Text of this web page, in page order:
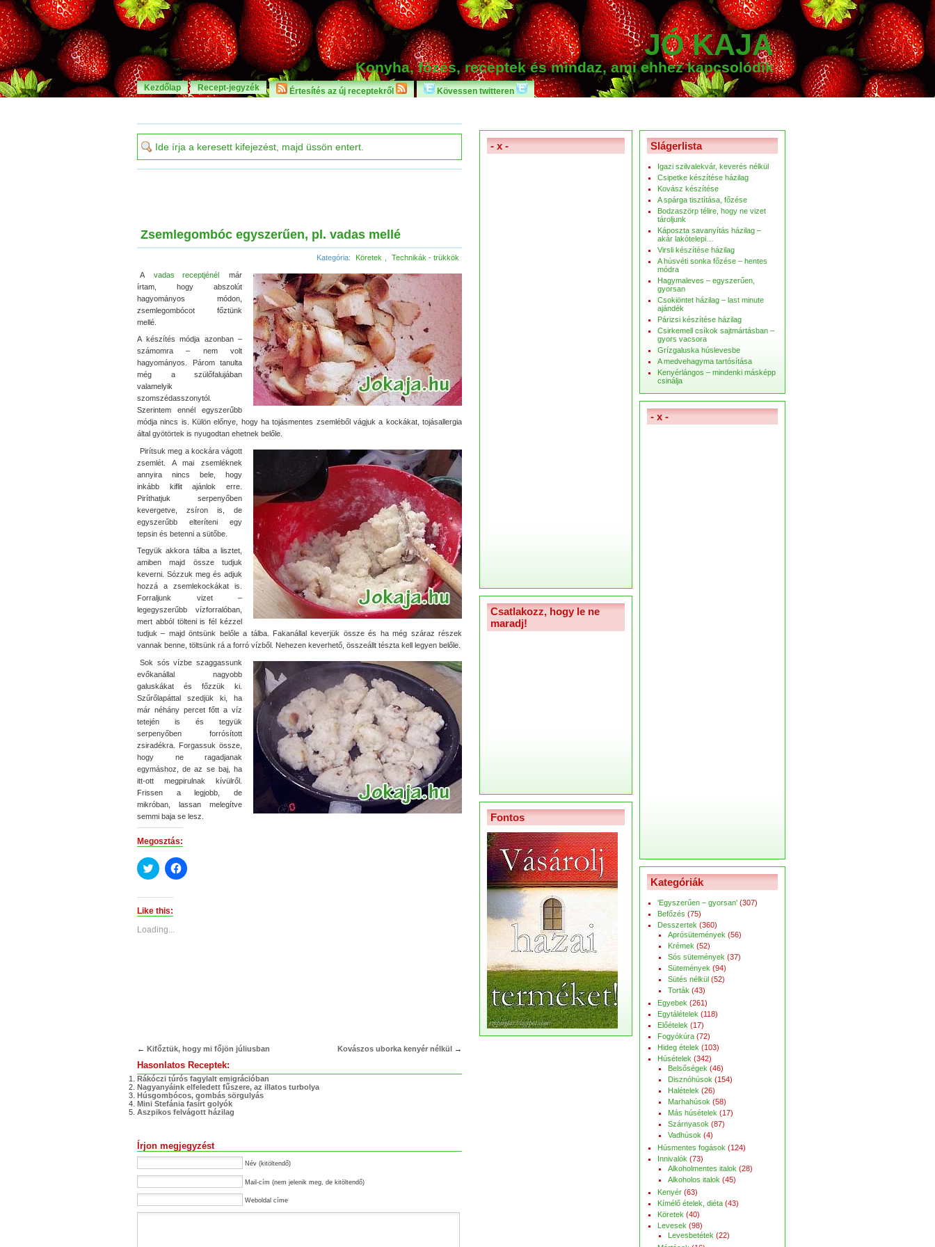
JÓ KAJA
Konyha, főzés, receptek és mindaz, ami ehhez kapcsolódik
Kezdőlap Recept-jegyzék Értesítés az új receptekről Kövessen twitteren
Zsemlegombóc egyszerűen, pl. vadas mellé
Kategória: Köretek Technikák - trükkök
A vadas receptjénél
már
írtam, hogy abszolút
hagyományos módon,
zsemlegombócot főztünk
mellé.
A készítés módja azonban –
számomra – nem volt
hagyományos. Párom tanulta
még a szülőfalujában
valamelyik
szomszédasszonytól.
Szerintem ennél egyszerűbb
módja nincs is. Külön előnye, hogy ha tojásmentes zsemléből vágjuk a kockákat, tojásallergia
által gyötörtek is nyugodtan ehetnek belőle.
Pirítsuk meg a kockára vágott
zsemlét. A mai zsemléknek
annyira nincs bele, hogy
inkább kiflit ajánlok erre.
Piríthatjuk serpenyőben
kevergetve, zsíron is, de
egyszerűbb elteríteni egy
tepsin és betenni a sütőbe.
Tegyük akkora tálba a lisztet,
amiben majd össze tudjuk
keverni. Sózzuk meg és adjuk
hozzá a zsemlekockákat is.
Forraljunk vizet –
legegyszerűbb vízforralóban,
mert abból tölteni is fél kézzel
tudjuk – majd öntsünk belőle a tálba. Fakanállal keverjük össze és ha még száraz részek
vannak benne, töltsünk rá a forró vízből. Nehezen keverhető, összeállt tészta kell legyen belőle.
Sok sós vízbe szaggassunk
evőkanállal nagyobb
galuskákat és főzzük ki.
Szűrőlapáttal szedjük ki, ha
már néhány percet főtt a víz
tetején is és tegyük
serpenyőben forrósított
zsiradékra. Forgassuk össze,
hogy ne ragadjanak
egymáshoz, de az se baj, ha
itt-ott megpirulnak kívülről.
Frissen a legjobb, de
mikróban, lassan melegítve
semmi baja se lesz.
Megosztás:
Click
to
(Opens
in
new
Click
to
Like this:
Loading...
← Kifőztük, hogy mi főjön júliusban Kovászos uborka kenyér nélkül →
Hasonlatos Receptek:
Rákóczi túrós fagylalt emigrációban
Nagyanyáink elfeledett fűszere, az illatos turbolya
Húsgombócos, gombás sörgulyás
Mini Stefánia fasírt golyók
Aszpikos felvágott házilag
Írjon megjegyzést
Név (kitöltendő)
Mail-cím (nem jelenik meg, de kitöltendő)
Weboldal címe
- x -
Csatlakozz, hogy le ne
maradj!
Fontos
Slágerlista
Igazi szilvalekvár, keverés nélkül
Csipetke készítése házilag
Kovász készítése
A spárga tisztítása, főzése
Bodzaszörp télire, hogy ne vizet
tároljunk
Káposzta savanyítás házilag –
akár lakótelepi…
Virsli készítése házilag
A húsvéti sonka főzése – hentes
módra
Hagymaleves – egyszerűen,
gyorsan
Csokiöntet házilag – last minute
ajándék
Párizsi készítése házilag
Csirkemell csíkok sajtmártásban –
gyors vacsora
Grízgaluska húslevesbe
A medvehagyma tartósítása
Kenyérlángos – mindenki másképp
csinálja
- x -
Kategóriák
'Egyszerűen – gyorsan' (307)
Befőzés (75)
Desszertek (360)
Aprósütemények (56)
Krémek (52)
Sós sütemények (37)
Sütemények (94)
Sütés nélkül (52)
Torták (43)
Egyebek (261)
Egytálételek (118)
Előételek (17)
Fogyókúra (72)
Hideg ételek (103)
Húsételek (342)
Belsőségek (46)
Disznóhúsok (154)
Halételek (26)
Marhahúsok (58)
Más húsételek (17)
Szárnyasok (87)
Vadhúsok (4)
Húsmentes fogások (124)
Innivalók (73)
Alkoholmentes italok (28)
Alkoholos italok (45)
Kenyér (63)
Kímélő ételek, diéta (43)
Köretek (40)
Levesek (98)
Levesbetétek (22)